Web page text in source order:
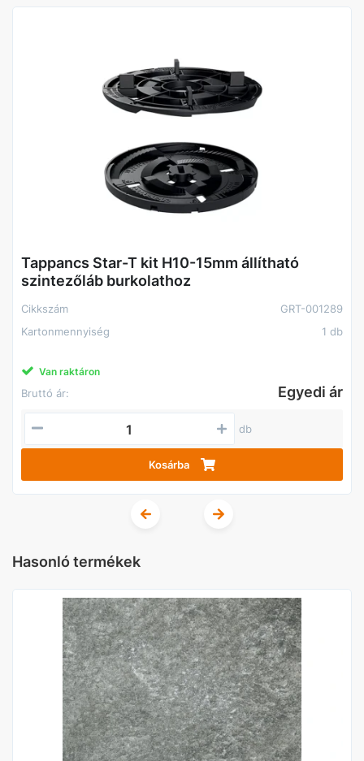
Tappancs Star-T kit H10-15mm állítható
szintezőláb burkolathoz
Cikkszám
GRT-001289
Kartonmennyiség
1 db
Van raktáron
Bruttó ár: Egyedi ár
db
Kosárba
Hasonló termékek